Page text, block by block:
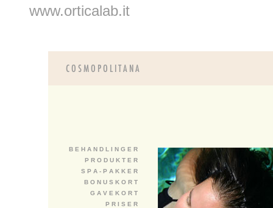
www.orticalab.it
B E H A N D L I N G E R
P R O D U K T E R
S P A - P A K K E R
B O N U S K O R T
G A V E K O R T
P R I S E R